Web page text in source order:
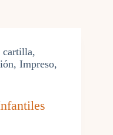
cartilla,
, Impreso,